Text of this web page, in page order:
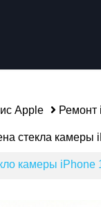
Apple Ремонт
стекла камеры
камеры iPhone